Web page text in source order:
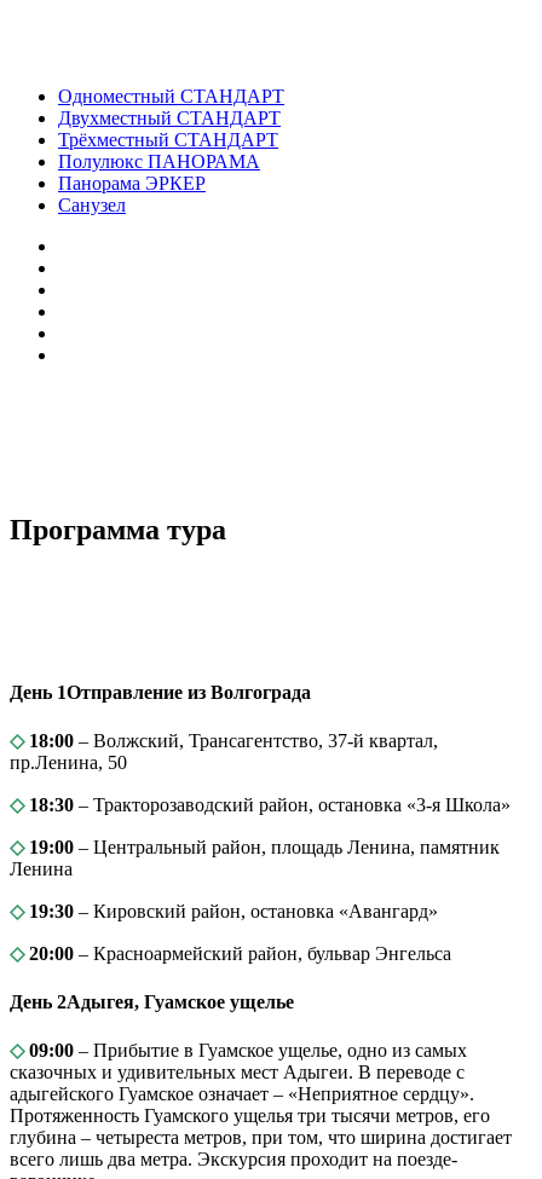
Одноместный СТАНДАРТ
Двухместный СТАНДАРТ
Трёхместный СТАНДАРТ
Полулюкс ПАНОРАМА
Панорама ЭРКЕР
Санузел
Программа тура
День 1Отправление из Волгограда
◇ 18:00 – Волжский, Трансагентство, 37-й квартал,
пр.Ленина, 50
◇ 18:30 – Тракторозаводский район, остановка «3-я Школа»
◇ 19:00 – Центральный район, площадь Ленина, памятник
Ленина
◇ 19:30 – Кировский район, остановка «Авангард»
◇20:00 – Красноармейский район, бульвар Энгельса
День 2Адыгея, Гуамское ущелье
◇ 09:00 – Прибытие в Гуамское ущелье, одно из самых
сказочных и удивительных мест Адыгеи. В переводе с
адыгейского Гуамское означает – «Неприятное сердцу».
Протяженность Гуамского ущелья три тысячи метров, его
глубина – четыреста метров, при том, что ширина достигает
всего лишь два метра. Экскурсия проходит на поезде-